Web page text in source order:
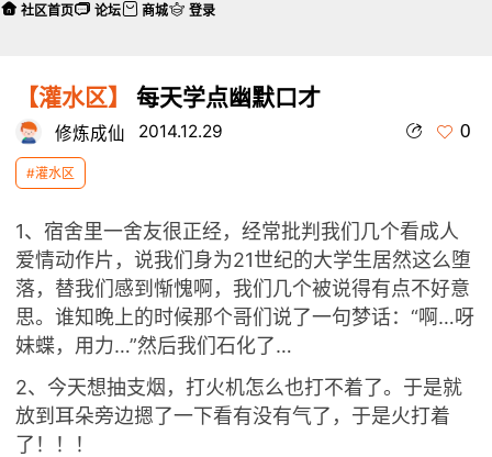
【灌水区】 每天学点幽默口才
修炼成仙 2014.12.29 0
#灌水区
1、宿舍里一舍友很正经，经常批判我们几个看成人
爱情动作片，说我们身为21世纪的大学生居然这么堕
落，替我们感到惭愧啊，我们几个被说得有点不好意
思。谁知晚上的时候那个哥们说了一句梦话：“啊…呀
妹蝶，用力…”然后我们石化了…
2、今天想抽支烟，打火机怎么也打不着了。于是就
放到耳朵旁边摁了一下看有没有气了，于是火打着
了！！！
社区首页 论坛 商城 登录